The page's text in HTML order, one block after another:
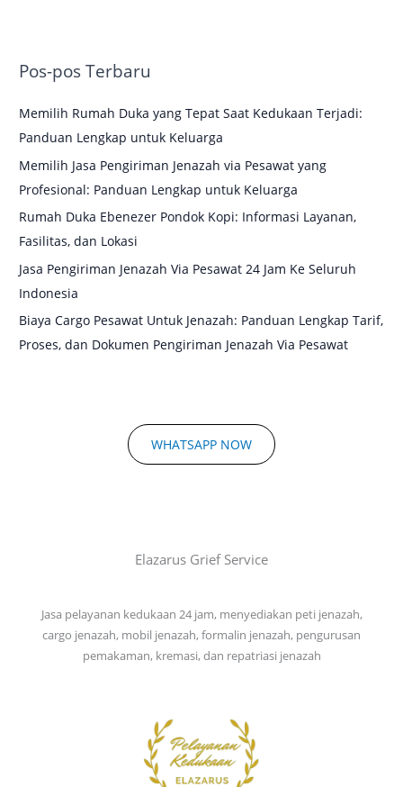
Pos-pos Terbaru
Memilih Rumah Duka yang Tepat Saat Kedukaan Terjadi:
Panduan Lengkap untuk Keluarga
Memilih Jasa Pengiriman Jenazah via Pesawat yang
Profesional: Panduan Lengkap untuk Keluarga
Rumah Duka Ebenezer Pondok Kopi: Informasi Layanan,
Fasilitas, dan Lokasi
Jasa Pengiriman Jenazah Via Pesawat 24 Jam Ke Seluruh
Indonesia
Biaya Cargo Pesawat Untuk Jenazah: Panduan Lengkap Tarif,
Proses, dan Dokumen Pengiriman Jenazah Via Pesawat
WHATSAPP NOW
Elazarus Grief Service
Jasa pelayanan kedukaan 24 jam, menyediakan peti jenazah,
cargo jenazah, mobil jenazah, formalin jenazah, pengurusan
pemakaman, kremasi, dan repatriasi jenazah